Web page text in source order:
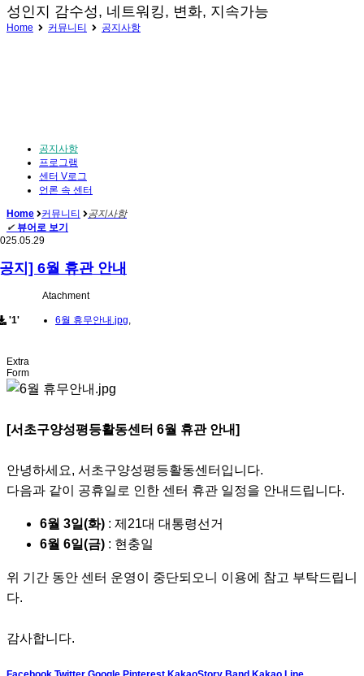
성인지 감수성, 네트워킹, 변화, 지속가능
Home 커뮤니티 공지사항
공지사항
프로그램
센터 V로그
언론 속 센터
Home 커뮤니티
공지사항
✔ 뷰어로 보기
지] 6월 휴관 안내
Atachment
'1' 6월 휴무안내.jpg,
Extra
Form
[서초구양성평등활동센터 6월 휴관 안내]
안녕하세요, 서초구양성평등활동센터입니다.
다음과 같이 공휴일로 인한 센터 휴관 일정을 안내드립니다.
6월 3일(화) : 제21대 대통령선거
6월 6일(금) : 현충일
위 기간 동안 센터 운영이 중단되오니 이용에 참고 부탁드립니
다.
감사합니다.